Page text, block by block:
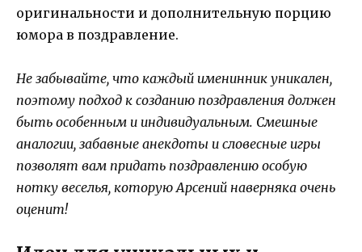
оригинальности и дополнительную порцию
юмора в поздравление.
Не забывайте, что каждый именинник уникален,
поэтому подход к созданию поздравления должен
быть особенным и индивидуальным. Смешные
аналогии, забавные анекдоты и словесные игры
позволят вам придать поздравлению особую
нотку веселья, которую Арсений наверняка очень
оценит!